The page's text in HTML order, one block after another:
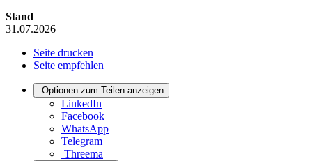
Stand
31.07.2026
Seite drucken
Seite empfehlen
Optionen zum Teilen anzeigen
LinkedIn
Facebook
WhatsApp
Telegram
Threema